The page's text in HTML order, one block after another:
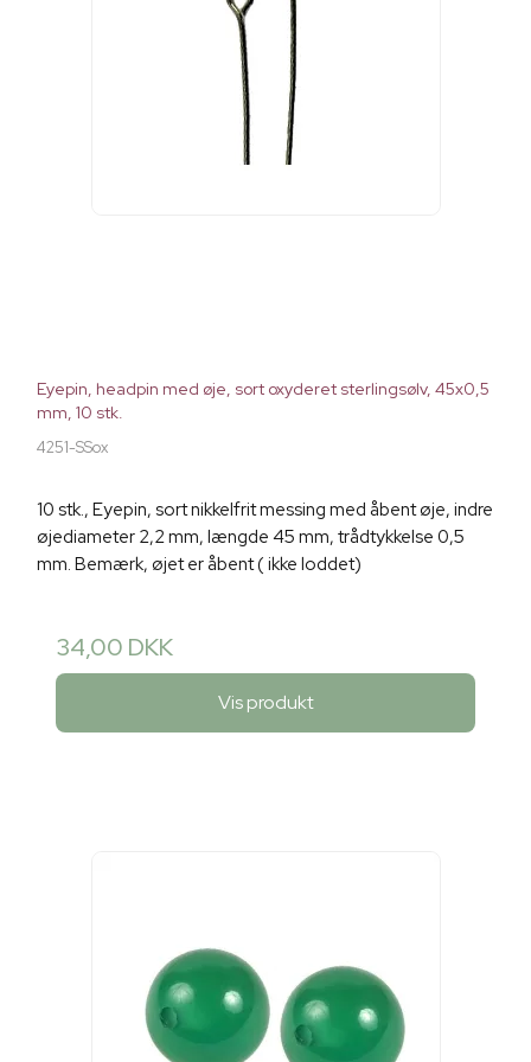
Eyepin, headpin med øje, sort oxyderet sterlingsølv, 45x0,5
mm, 10 stk.
4251-SSox
10 stk., Eyepin, sort nikkelfrit messing med åbent øje, indre
øjediameter 2,2 mm, længde 45 mm, trådtykkelse 0,5
mm. Bemærk, øjet er åbent ( ikke loddet)
34,00 DKK
Vis produkt